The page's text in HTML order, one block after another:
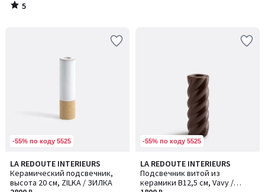
5
/
-55% по коду 5525
LA REDOUTE INTERIEURS
Керамический подсвечник,
высота 20 см, ZILKA / ЗИЛКА
5
/
5
-55% по коду 5525
LA REDOUTE INTERIEURS
Подсвечник витой из
керамики В12,5 см, Vavy /
4,5
/ 5